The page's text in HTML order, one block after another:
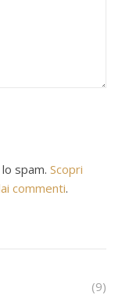
spam. Scopri
commenti.
(9)